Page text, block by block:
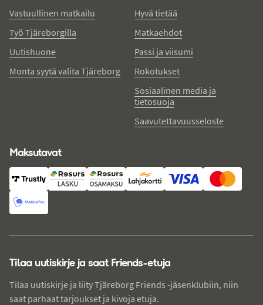
Vastuullinen matkailu
Työ Tjäreborgilla
Uutishuone
Monta syytä valita Tjäreborg
Hyvä tietää
Matkaehdot
Passi ja viisumi
Rokotukset
Sosiaalinen media ja
tietosuoja
Saavutettavuusseloste
Maksutavat
Tilaa uutiskirje ja saat Friends-etuja
Tilaa uutiskirje ja liity Tjäreborg Friends -jäsenklubiin, niin
saat parhaat tarjoukset ja kivoja etuja.